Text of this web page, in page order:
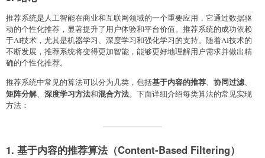
推荐系统是人工智能在商业和互联网领域的一个重要应用，它通过数据驱
动的个性化推荐，显著提升了用户体验和平台价值。推荐系统的成功依赖
于AI技术，尤其是机器学习、深度学习和强化学习的支持。随着AI技术的
不断发展，推荐系统将变得更加智能，能够更好地理解用户需求并做出精
确的个性化推荐。
推荐系统中常见的算法可以分为几类，包括基于内容的推荐、 协同过滤、
矩阵分解、 深度学习方法和混合方法。下面详细介绍每类算法的常见实现
方法：
1. 基于内容的推荐算法（Content-Based Filtering）